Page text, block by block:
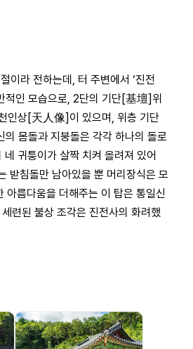
이라 전하는데, 터 주변에서 ‘진전
적인 모습으로, 2단의 기단[基壇]위
인상[天人像]이 있으며, 위층 기단
몸돌과 지붕돌은 각각 하나의 돌로
귀퉁이가 살짝 치켜 올려져 있어
받침돌만 남아있을 뿐 머리장식은 모
아름다움을 더해주는 이 탑은 통일신
련된 불상 조각은 진전사의 화려했